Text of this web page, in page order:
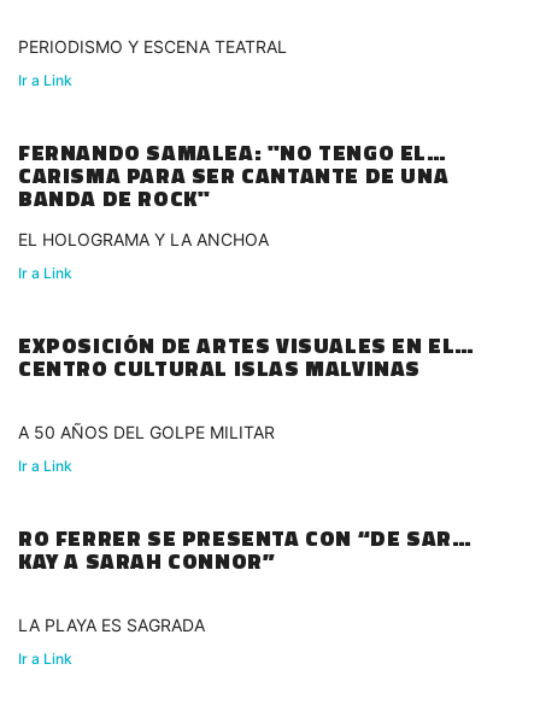
PERIODISMO Y ESCENA TEATRAL
Ir a Link
FERNANDO SAMALEA: "NO TENGO EL
CARISMA PARA SER CANTANTE DE UNA
BANDA DE ROCK"
EL HOLOGRAMA Y LA ANCHOA
Ir a Link
EXPOSICIÓN DE ARTES VISUALES EN EL
CENTRO CULTURAL ISLAS MALVINAS
A 50 AÑOS DEL GOLPE MILITAR
Ir a Link
RO FERRER SE PRESENTA CON “DE SARAH
KAY A SARAH CONNOR”
LA PLAYA ES SAGRADA
Ir a Link